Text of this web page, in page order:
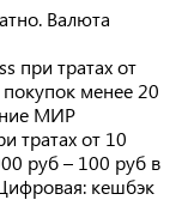
Валюта
при тратах от
менее 20
МИР
тратах от 10
руб – 100 руб в
кешбэк